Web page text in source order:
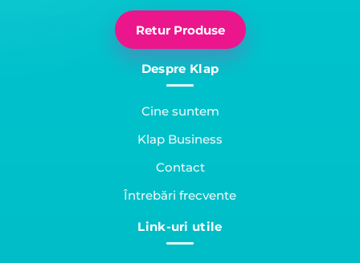
Retur Produse
Despre Klap
Cine suntem
Klap Business
Contact
Întrebări frecvente
Link-uri utile